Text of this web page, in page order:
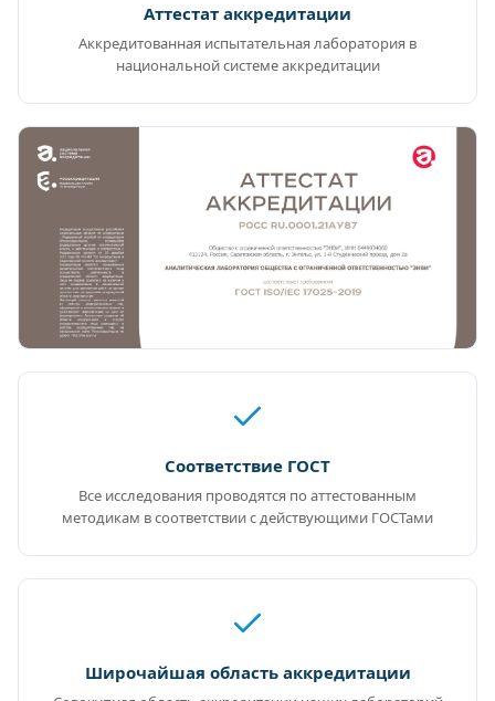
Аттестат аккредитации
Аккредитованная испытательная лаборатория в
национальной системе аккредитации
Соответствие ГОСТ
Все исследования проводятся по аттестованным
методикам в соответствии с действующими ГОСТами
Широчайшая область аккредитации